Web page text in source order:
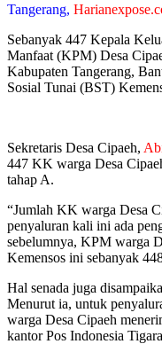
Tangerang,
Sebanyak 447 Kepala
Manfaat (KPM) Desa
Kabupaten Tangerang,
Sosial Tunai (BST)
Sekretaris Desa Cipaeh,
447 KK warga Desa
tahap A.
“Jumlah KK warga Desa
penyaluran kali ini ada
sebelumnya, KPM warga
Kemensos ini sebanyak
Hal senada juga
Menurut ia, untuk
warga Desa Cipaeh
kantor Pos Indonesia